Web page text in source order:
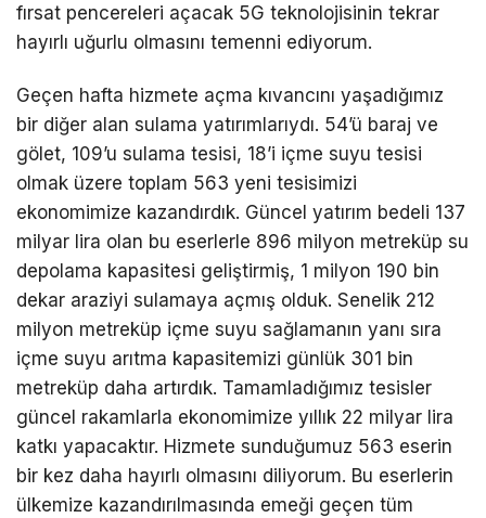
fırsat pencereleri açacak 5G teknolojisinin tekrar
hayırlı uğurlu olmasını temenni ediyorum.
Geçen hafta hizmete açma kıvancını yaşadığımız
bir diğer alan sulama yatırımlarıydı. 54’ü baraj ve
gölet, 109’u sulama tesisi, 18’i içme suyu tesisi
olmak üzere toplam 563 yeni tesisimizi
ekonomimize kazandırdık. Güncel yatırım bedeli 137
milyar lira olan bu eserlerle 896 milyon metreküp su
depolama kapasitesi geliştirmiş, 1 milyon 190 bin
dekar araziyi sulamaya açmış olduk. Senelik 212
milyon metreküp içme suyu sağlamanın yanı sıra
içme suyu arıtma kapasitemizi günlük 301 bin
metreküp daha artırdık. Tamamladığımız tesisler
güncel rakamlarla ekonomimize yıllık 22 milyar lira
katkı yapacaktır. Hizmete sunduğumuz 563 eserin
bir kez daha hayırlı olmasını diliyorum. Bu eserlerin
ülkemize kazandırılmasında emeği geçen tüm